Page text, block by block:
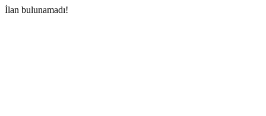
İlan bulunamadı!